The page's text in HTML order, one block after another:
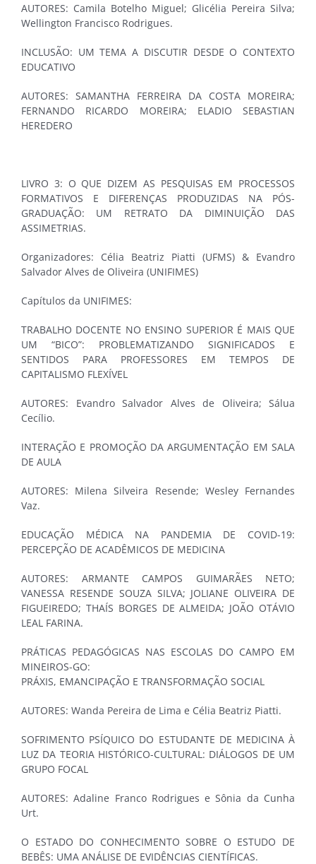
AUTORES: Camila Botelho Miguel; Glicélia Pereira Silva;
Wellington Francisco Rodrigues.
INCLUSÃO: UM TEMA A DISCUTIR DESDE O CONTEXTO
EDUCATIVO
AUTORES: SAMANTHA FERREIRA DA COSTA MOREIRA;
FERNANDO RICARDO MOREIRA; ELADIO SEBASTIAN
HEREDERO
LIVRO 3: O QUE DIZEM AS PESQUISAS EM PROCESSOS
FORMATIVOS E DIFERENÇAS PRODUZIDAS NA PÓS-
GRADUAÇÃO: UM RETRATO DA DIMINUIÇÃO DAS
ASSIMETRIAS.
Organizadores: Célia Beatriz Piatti (UFMS) & Evandro
Salvador Alves de Oliveira (UNIFIMES)
Capítulos da UNIFIMES:
TRABALHO DOCENTE NO ENSINO SUPERIOR É MAIS QUE
UM “BICO”: PROBLEMATIZANDO SIGNIFICADOS E
SENTIDOS PARA PROFESSORES EM TEMPOS DE
CAPITALISMO FLEXÍVEL
AUTORES: Evandro Salvador Alves de Oliveira; Sálua
Cecílio.
INTERAÇÃO E PROMOÇÃO DA ARGUMENTAÇÃO EM SALA
DE AULA
AUTORES: Milena Silveira Resende; Wesley Fernandes
Vaz.
EDUCAÇÃO MÉDICA NA PANDEMIA DE COVID-19:
PERCEPÇÃO DE ACADÊMICOS DE MEDICINA
AUTORES: ARMANTE CAMPOS GUIMARÃES NETO;
VANESSA RESENDE SOUZA SILVA; JOLIANE OLIVEIRA DE
FIGUEIREDO; THAÍS BORGES DE ALMEIDA; JOÃO OTÁVIO
LEAL FARINA.
PRÁTICAS PEDAGÓGICAS NAS ESCOLAS DO CAMPO EM
MINEIROS-GO:
PRÁXIS, EMANCIPAÇÃO E TRANSFORMAÇÃO SOCIAL
AUTORES: Wanda Pereira de Lima e Célia Beatriz Piatti.
SOFRIMENTO PSÍQUICO DO ESTUDANTE DE MEDICINA À
LUZ DA TEORIA HISTÓRICO-CULTURAL: DIÁLOGOS DE UM
GRUPO FOCAL
AUTORES: Adaline Franco Rodrigues e Sônia da Cunha
Urt.
O ESTADO DO CONHECIMENTO SOBRE O ESTUDO DE
BEBÊS: UMA ANÁLISE DE EVIDÊNCIAS CIENTÍFICAS.